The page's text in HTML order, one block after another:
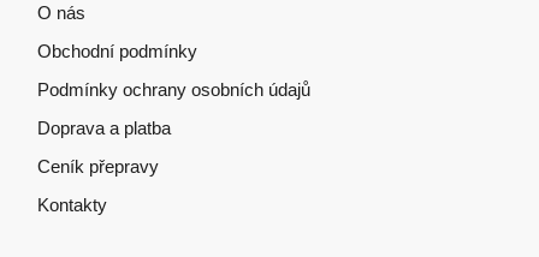
O nás
Obchodní podmínky
Podmínky ochrany osobních údajů
Doprava a platba
Ceník přepravy
Kontakty